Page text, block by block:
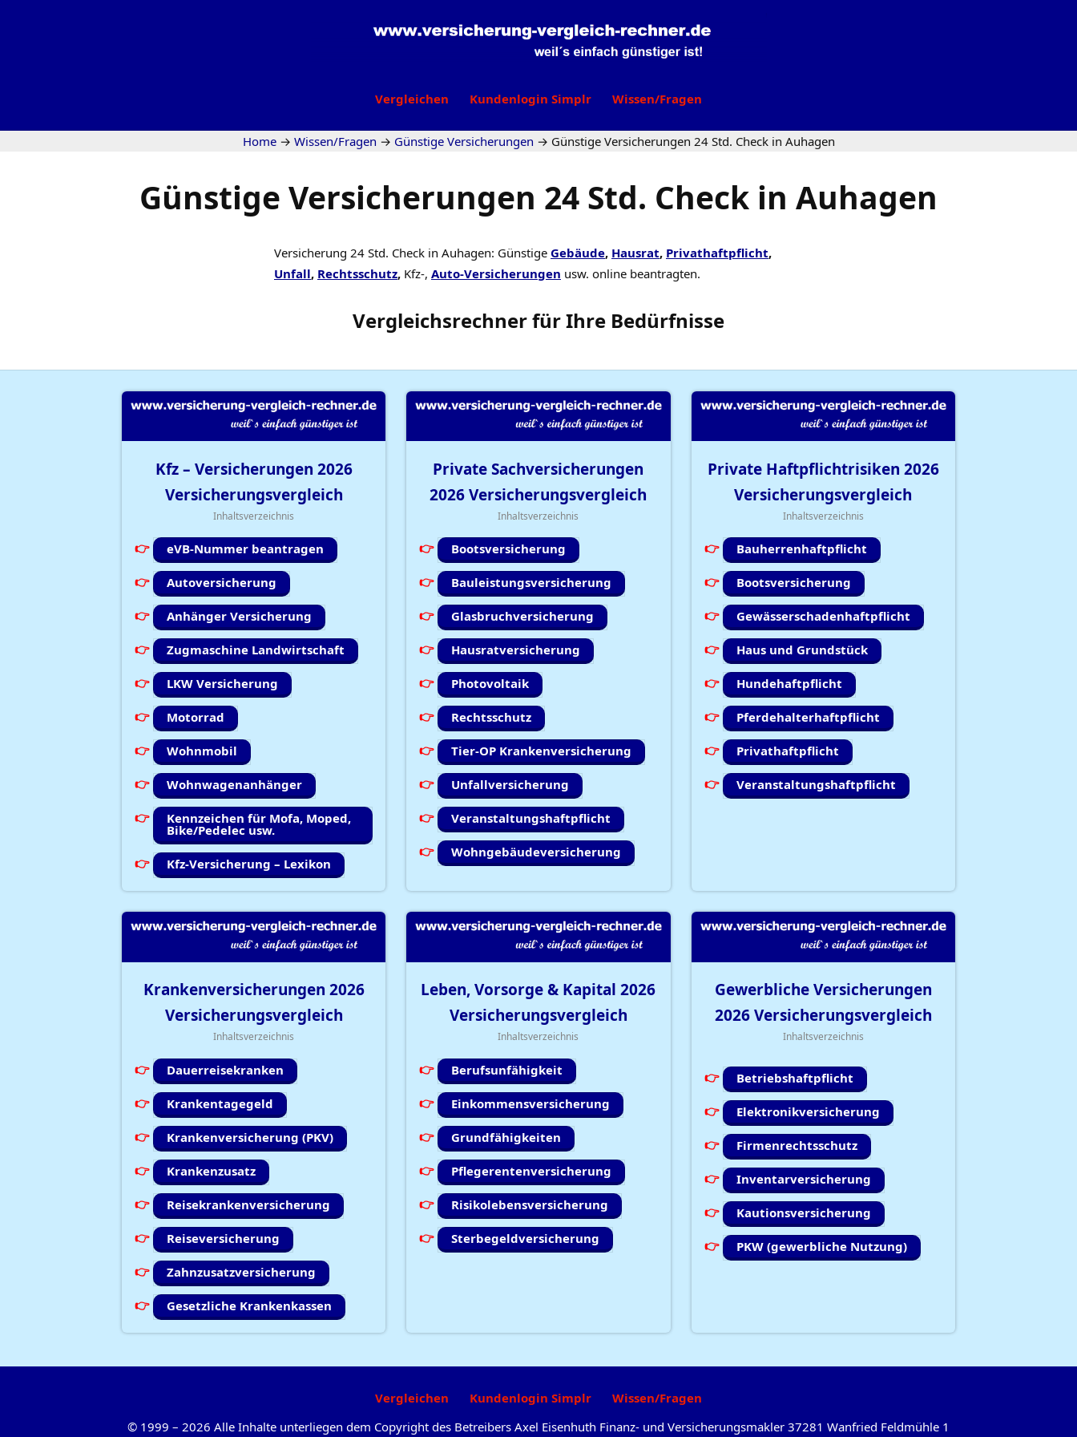
Vergleichen Kundenlogin Simplr Wissen/Fragen
Home → Wissen/Fragen → Günstige Versicherungen → Günstige Versicherungen 24 Std. Check in Auhagen
Günstige Versicherungen 24 Std. Check in Auhagen
Versicherung 24 Std. Check in Auhagen: Günstige Gebäude, Hausrat, Privathaftpflicht,
Unfall, Rechtsschutz, Kfz-, Auto-Versicherungen usw. online beantragten.
Vergleichsrechnerfür Ihre Bedürfnisse
Kfz – Versicherungen 2026
Versicherungsvergleich
Inhaltsverzeichnis
eVB-Nummer beantragen
Autoversicherung
Anhänger Versicherung
Zugmaschine Landwirtschaft
LKW Versicherung
Motorrad
Wohnmobil
Wohnwagenanhänger
Kennzeichen für Mofa, Moped,
Bike/Pedelec usw.
Kfz-Versicherung – Lexikon
Private Sachversicherungen
2026Versicherungsvergleich
Inhaltsverzeichnis
Bootsversicherung
Bauleistungsversicherung
Glasbruchversicherung
Hausratversicherung
Photovoltaik
Rechtsschutz
Tier-OP Krankenversicherung
Unfallversicherung
Veranstaltungshaftpflicht
Wohngebäudeversicherung
Private Haftpflichtrisiken 2026
Versicherungsvergleich
Inhaltsverzeichnis
Bauherrenhaftpflicht
Bootsversicherung
Gewässerschadenhaftpflicht
Haus und Grundstück
Hundehaftpflicht
Pferdehalterhaftpflicht
Privathaftpflicht
Veranstaltungshaftpflicht
Krankenversicherungen 2026
Versicherungsvergleich
Inhaltsverzeichnis
Dauerreisekranken
Krankentagegeld
Krankenversicherung (PKV)
Krankenzusatz
Reisekrankenversicherung
Reiseversicherung
Zahnzusatzversicherung
Gesetzliche Krankenkassen
Leben, Vorsorge & Kapital2026
Versicherungsvergleich
Inhaltsverzeichnis
Berufsunfähigkeit
Einkommensversicherung
Grundfähigkeiten
Pflegerentenversicherung
Risikolebensversicherung
Sterbegeldversicherung
Gewerbliche Versicherungen
2026Versicherungsvergleich
Inhaltsverzeichnis
Betriebshaftpflicht
Elektronikversicherung
Firmenrechtsschutz
Inventarversicherung
Kautionsversicherung
PKW (gewerbliche Nutzung)
Vergleichen Kundenlogin Simplr
Wissen/Fragen
© 1999 – 2026 Alle Inhalte unterliegen dem Copyright des Betreibers Axel Eisenhuth Finanz- und Versicherungsmakler 37281 Wanfried Feldmühle 1